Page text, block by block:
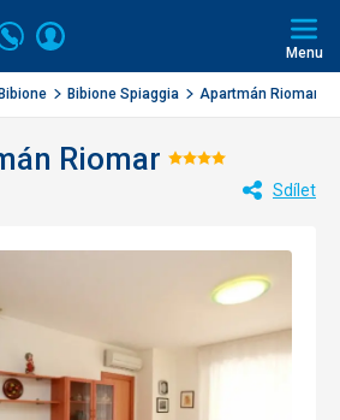
Volejte
226
000
284
Přihlásit
Menu
Bibione Bibione Spiaggia Apartmán Riomar
Riomar Hodnocení:
Sdílet